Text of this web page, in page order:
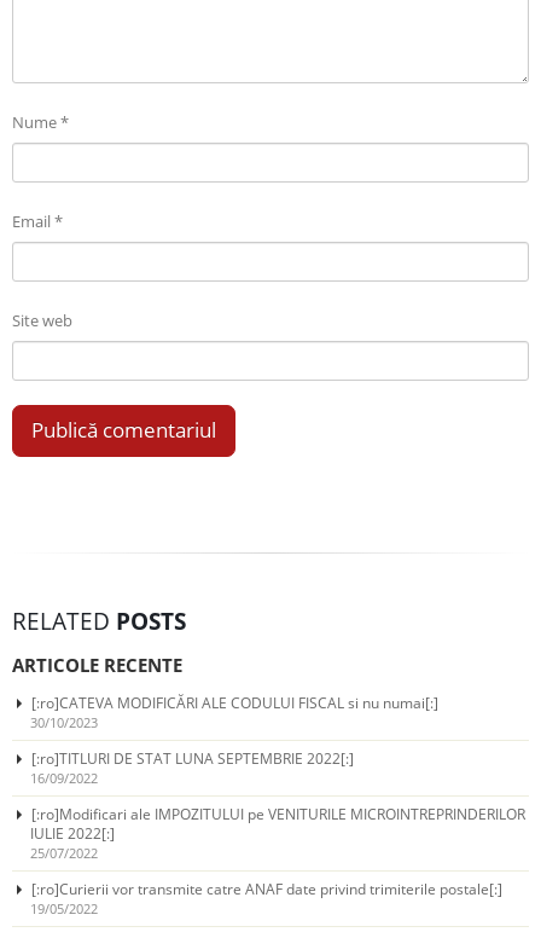
Nume*
Email*
Site web
RELATED POSTS
ARTICOLE RECENTE
[:ro]CATEVA MODIFICĂRI ALE CODULUI FISCAL si nu numai[:]
30/10/2023
[:ro]TITLURI DE STAT LUNA SEPTEMBRIE 2022[:]
16/09/2022
[:ro]Modificari ale IMPOZITULUI pe VENITURILE MICROINTREPRINDERILOR
IULIE 2022[:]
25/07/2022
[:ro]Curierii vor transmite catre ANAF date privind trimiterile postale[:]
19/05/2022